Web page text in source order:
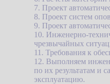
7. Проект
8. Проект систем
9. Проект
10. Инженерно-
чрезвычайных
11. Требования к
12. Выполняем
по их результатам и
эксплуатацию.